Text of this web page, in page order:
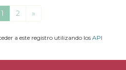
1 2 »
a este registro utilizando los API